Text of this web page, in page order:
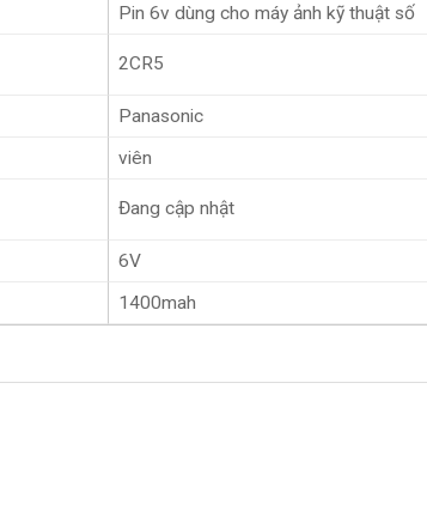
Pin 6v dùng cho máy ảnh kỹ thuật số
2CR5
Panasonic
viên
Đang cập nhật
6V
1400mah